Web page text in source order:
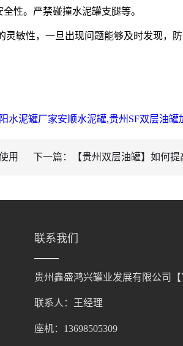
性。严禁碰撞水泥罐支腿等。
敏性，一旦出现问题能够及时发现，防
泥罐厂家安顺水泥罐,贵州SF双层油
用 下一篇：【贵州双层油罐】如何提
联系我们
贵州鑫盛鸿兴罐业发展有限公司【
联系人：王经理
座机：13698505309